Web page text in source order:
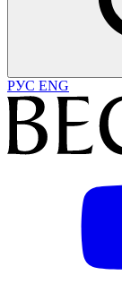
РУС ENG